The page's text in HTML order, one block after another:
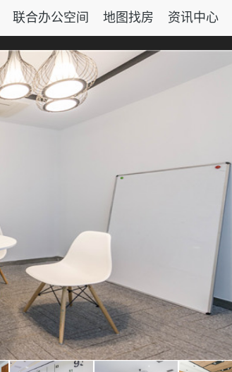
联合办公空间 地图找房 资讯中心